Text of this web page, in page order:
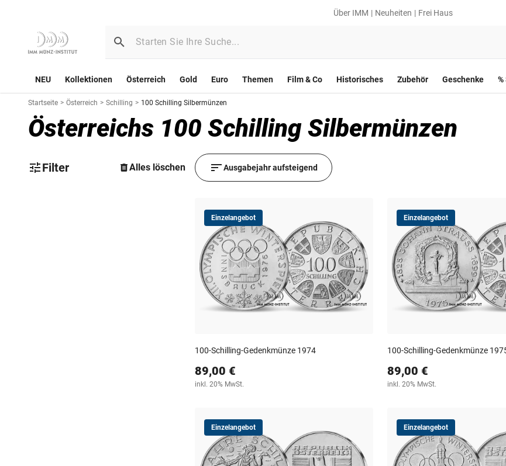
Über IMM Neuheiten Frei Haus
NEU Kollektionen Österreich Gold Euro Themen Film & Co Historisches Zubehör Geschenke
Startseite > Österreich > Schilling > 100 Schilling Silbermünzen
Österreichs 100 Schilling Silbermünzen
Filter Alles löschen Ausgabejahr aufsteigend
Einzelangebot
100-Schilling-Gedenkmünze 1974
89,00 €
inkl. 20% MwSt.
Einzelangebot
100-Schilling-Gedenkmünze
89,00 €
inkl. 20% MwSt.
Einzelangebot Einzelangebot